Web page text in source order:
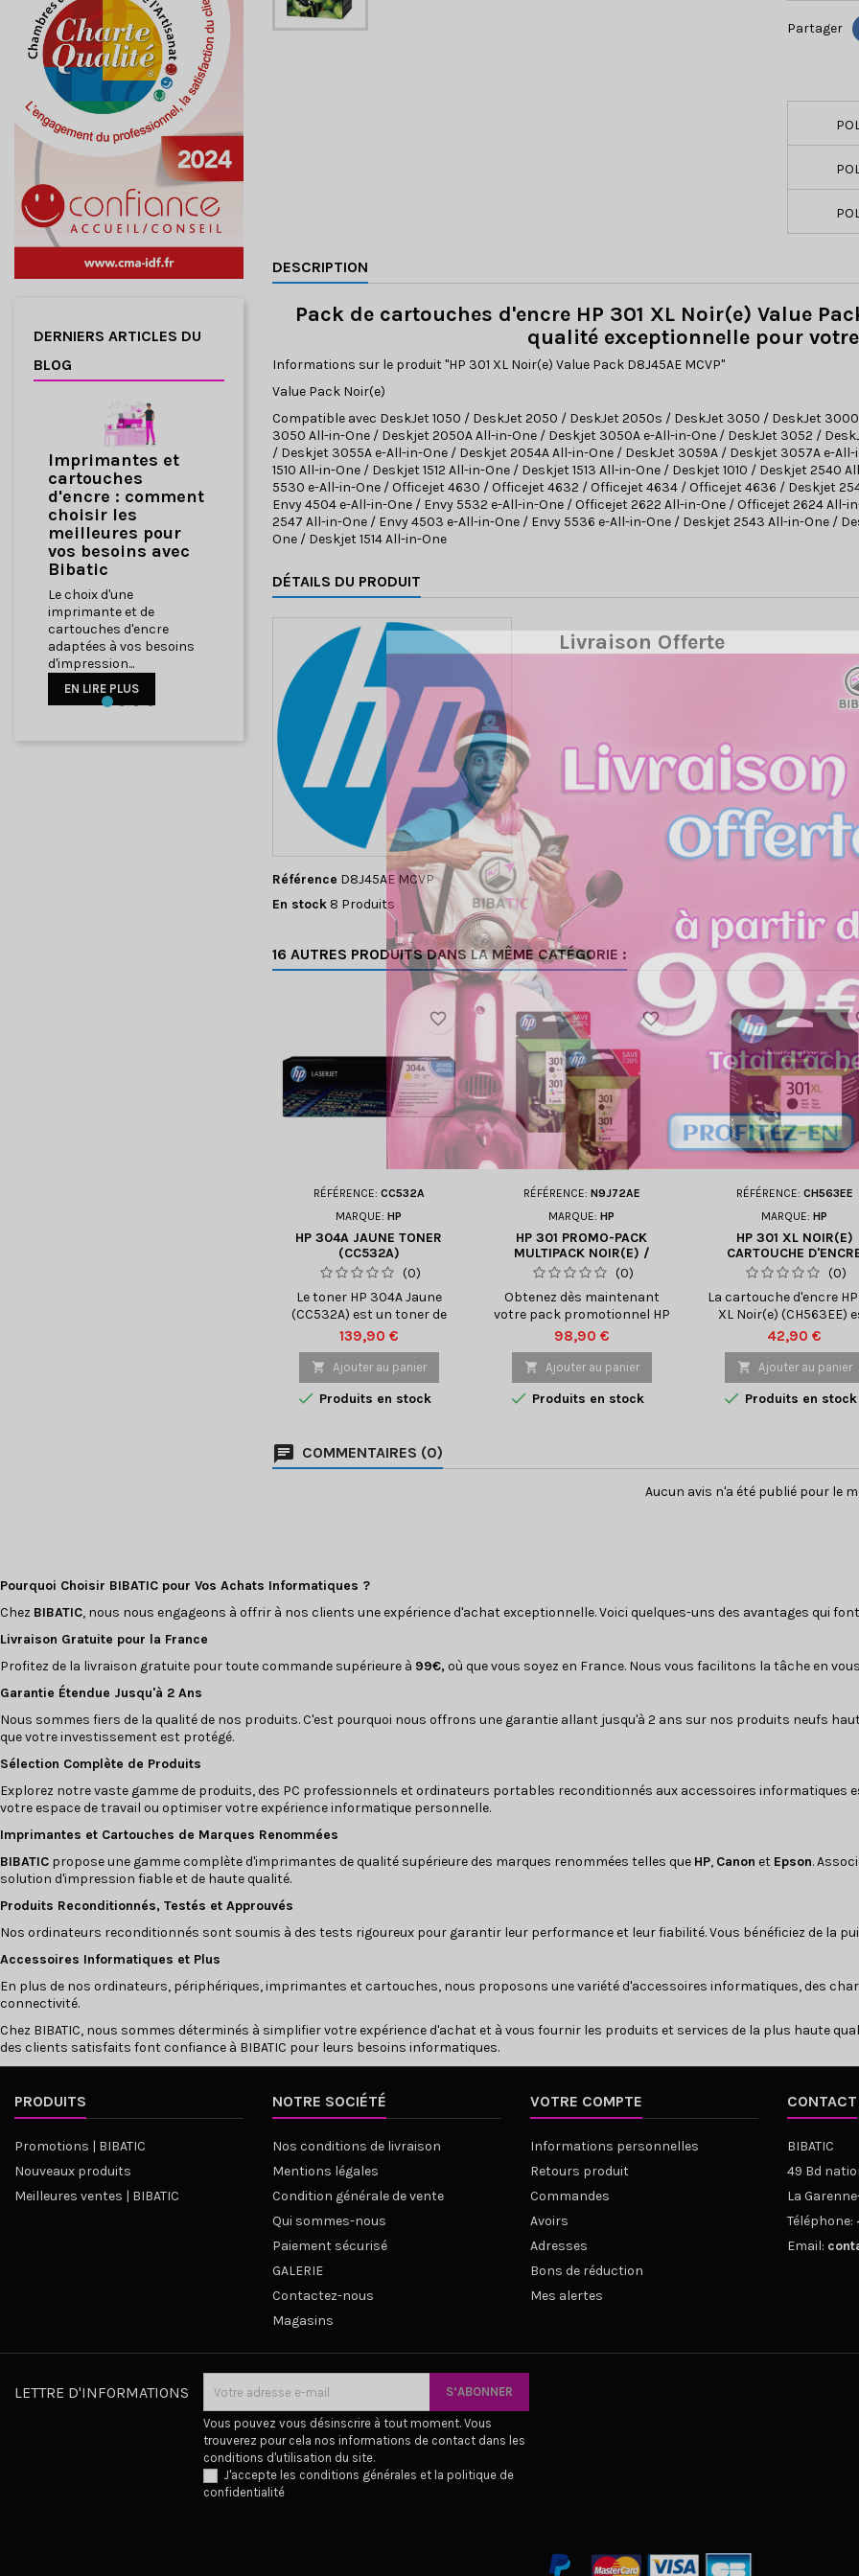
DERNIERS ARTICLES DU
BLOG
Comment
Optimiser Votre
Bureau à Domicile
avec du Matériel
Informatique de
Qualité
Votre Bureau à Domicile
avec du Matériel
Informatique de Qualité
EN LIRE PLUS
Partager
DESCRIPTION
Pack de cartouches d'encre HP 301 XL Noir(e) Value
qualité exceptionnelle pour
Informations sur le produit "HP 301 XL Noir(e) Value Pack D8J45AE MCVP"
Value Pack Noir(e)
Compatible avec DeskJet 1050 / DeskJet 2050 / DeskJet 2050s / DeskJet 3050 / DeskJet
3050 All-in-One / Deskjet 2050A All-in-One / Deskjet 3050A e-All-in-One / DeskJet 3052 /
/ Deskjet 3055A e-All-in-One / Deskjet 2054A All-in-One / DeskJet 3059A / Deskjet 3057A e-
1510 All-in-One / Deskjet 1512 All-in-One / Deskjet 1513 All-in-One / Deskjet 1010 / Deskjet
5530 e-All-in-One / Officejet 4630 / Officejet 4632 / Officejet 4634 / Officejet 4636 / Deskjet
Envy 4504 e-All-in-One / Envy 5532 e-All-in-One / Officejet 2622 All-in-One / Officejet 2624
2547 All-in-One / Envy 4503 e-All-in-One / Envy 5536 e-All-in-One / Deskjet 2543 All-in-One /
One / Deskjet 1514 All-in-One
DÉTAILS DU PRODUIT
Référence D8J45AE MCVP
En stock 8 Produits
16 AUTRES PRODUITS DANS LA MÊME CATÉGORIE :
RÉFÉRENCE: CC532A
MARQUE:HP
HP 304A JAUNE TONER
(CC532A)
(0)
Le toner HP 304A Jaune
(CC532A) est un toner de
haute qualité conçu pour
les imprimantes laser HP
compatibles. Ce toner offre
des couleurs vives et
éclatantes pour des
parfaits pour les
présentations, les
Prix
139,90 €
 Ajouter au panier
 Produits en stock
favorite_border
RÉFÉRENCE: N9J72AE
MARQUE:HP
HP 301 PROMO-PACK
MULTIPACK NOIR(E) /
PLUSIEURS COULEURS (2X
N9J72AE)
(0)
Obtenez dès maintenant
votre pack promotionnel HP
301 Multipack Noir(e) /
Plusieurs couleurs (2x
N9J72AE) et économisez sur
vos coûts d'impression tout
en bénéficiant d'une qualité
authentiques, soit deux
ensembles de cartouches
Prix
98,90 €
 Ajouter au panier
 Produits en stock
favorite_border
RÉFÉRENCE: CH563EE
MARQUE:HP
HP 301 XL NOIR(E)
CARTOUCHE
(CH563EE) (0)
La cartouche d'encre HP
XL Noir(e) (CH563EE)
une cartouche de
capacité conçue
fonctionner avec les
imprimantes HP.
cartouche d'encre vous
intenses qui donnent
aspect professionnel à
documents. La
Prix
42,90 €
 Ajouter au panier
 Produits en stock
COMMENTAIRES (0)
Aucun avis n'a été publié pour le
Pourquoi Choisir BIBATIC pour Vos Achats Informatiques ?
Chez BIBATIC, nous nous engageons à offrir à nos clients une expérience d'achat exceptionnelle. Voici quelques-uns des avantages qui
Livraison Gratuite pour la France
Profitez de la livraison gratuite pour toute commande supérieure à 99€, où que vous soyez en France. Nous vous facilitons la tâche en
Garantie Étendue Jusqu'à 2 Ans
Nous sommes fiers de la qualité de nos produits. C'est pourquoi nous offrons une garantie allant jusqu'à 2 ans sur nos produits neufs
que votre investissement est protégé.
Sélection Complète de Produits
Explorez notre vaste gamme de produits, des PC professionnels et ordinateurs portables reconditionnés aux accessoires informatiques
votre espace de travail ou optimiser votre expérience informatique personnelle.
Imprimantes et Cartouches de Marques Renommées
BIBATIC propose une gamme complète d'imprimantes de qualité supérieure des marques renommées telles que HP, Canon et Epson.
solution d'impression fiable et de haute qualité.
Produits Reconditionnés, Testés et Approuvés
Nos ordinateurs reconditionnés sont soumis à des tests rigoureux pour garantir leur performance et leur fiabilité. Vous bénéficiez de la
Accessoires Informatiques et Plus
En plus de nos ordinateurs, périphériques, imprimantes et cartouches, nous proposons une variété d'accessoires informatiques, des
connectivité.
Chez BIBATIC, nous sommes déterminés à simplifier votre expérience d'achat et à vous fournir les produits et services de la plus haute
des clients satisfaits font confiance à BIBATIC pour leurs besoins informatiques.
PRODUITS
Promotions | BIBATIC
Nouveaux produits
Meilleures ventes | BIBATIC
NOTRE SOCIÉTÉ
Nos conditions de livraison
Mentions légales
Condition générale de vente
Qui sommes-nous
Paiement sécurisé
GALERIE
Contactez-nous
Magasins
VOTRE COMPTE
Informations personnelles
Retours produit
Commandes
Avoirs
Adresses
Bons de réduction
Mes alertes
CONTACT
BIBATIC
49 Bd
La
Téléphone:
Email:
LETTRE D'INFORMATIONS
Vous pouvez vous désinscrire à tout moment. Vous
trouverez pour cela nos informations de contact dans les
conditions d'utilisation du site.
J'accepte les conditions générales et la politique de
confidentialité
Livraison Offerte